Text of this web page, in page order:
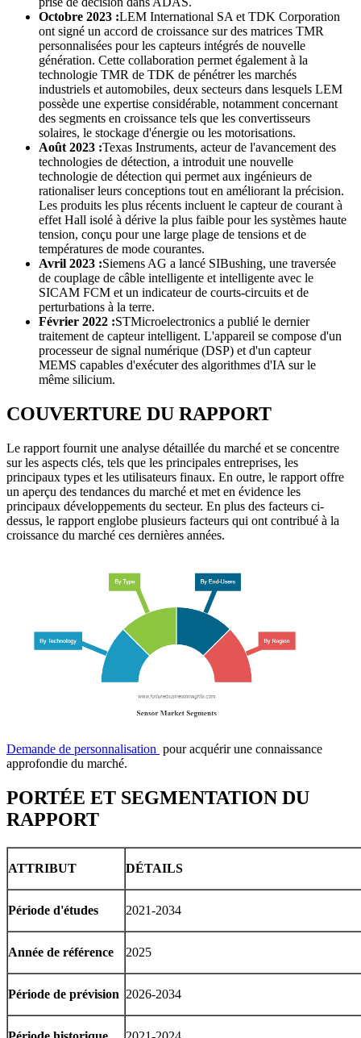
Octobre 2023 :LEM International SA et TDK Corporation
ont signé un accord de croissance sur des matrices TMR
personnalisées pour les capteurs intégrés de nouvelle
génération. Cette collaboration permet également à la
technologie TMR de TDK de pénétrer les marchés
industriels et automobiles, deux secteurs dans lesquels LEM
possède une expertise considérable, notamment concernant
des segments en croissance tels que les convertisseurs
solaires, le stockage d'énergie ou les motorisations.
Août 2023 :Texas Instruments, acteur de l'avancement des
technologies de détection, a introduit une nouvelle
technologie de détection qui permet aux ingénieurs de
rationaliser leurs conceptions tout en améliorant la précision.
Les produits les plus récents incluent le capteur de courant à
effet Hall isolé à dérive la plus faible pour les systèmes haute
tension, conçu pour une large plage de tensions et de
températures de mode courantes.
Avril 2023 :Siemens AG a lancé SIBushing, une traversée
de couplage de câble intelligente et intelligente avec le
SICAM FCM et un indicateur de courts-circuits et de
perturbations à la terre.
Février 2022 :STMicroelectronics a publié le dernier
traitement de capteur intelligent. L'appareil se compose d'un
processeur de signal numérique (DSP) et d'un capteur
MEMS capables d'exécuter des algorithmes d'IA sur le
même silicium.
COUVERTURE DU RAPPORT
Le rapport fournit une analyse détaillée du marché et se concentre
sur les aspects clés, tels que les principales entreprises, les
principaux types et les utilisateurs finaux. En outre, le rapport offre
un aperçu des tendances du marché et met en évidence les
principaux développements du secteur. En plus des facteurs ci-
dessus, le rapport englobe plusieurs facteurs qui ont contribué à la
croissance du marché ces dernières années.
Demande de personnalisation pour acquérir une connaissance
approfondie du marché.
PORTÉE ET SEGMENTATION DU
RAPPORT
ATTRIBUT DÉTAILS
Période d'études 2021-2034
Année de référence 2025
Période de prévision 2026-2034